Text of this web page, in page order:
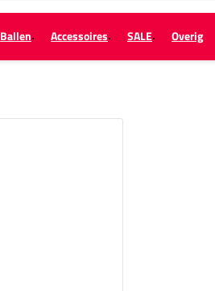
Ballen Accessoires SALE Overig